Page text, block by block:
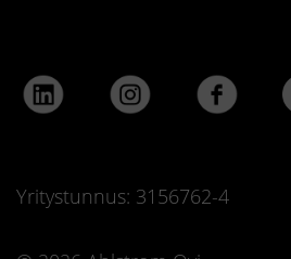
Yritystunnus: 3156762-4